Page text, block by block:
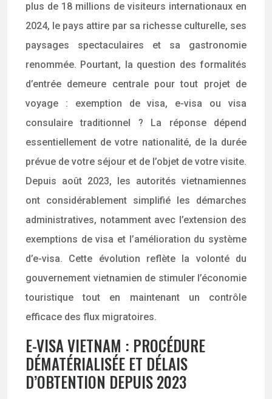
plus de 18 millions de visiteurs internationaux en
2024, le pays attire par sa richesse culturelle, ses
paysages spectaculaires et sa gastronomie
renommée. Pourtant, la question des formalités
d’entrée demeure centrale pour tout projet de
voyage : exemption de visa, e-visa ou visa
consulaire traditionnel ? La réponse dépend
essentiellement de votre nationalité, de la durée
prévue de votre séjour et de l’objet de votre visite.
Depuis août 2023, les autorités vietnamiennes
ont considérablement simplifié les démarches
administratives, notamment avec l’extension des
exemptions de visa et l’amélioration du système
d’e-visa. Cette évolution reflète la volonté du
gouvernement vietnamien de stimuler l’économie
touristique tout en maintenant un contrôle
efficace des flux migratoires.
E-VISA VIETNAM : PROCÉDURE
DÉMATÉRIALISÉE ET DÉLAIS
D’OBTENTION DEPUIS 2023